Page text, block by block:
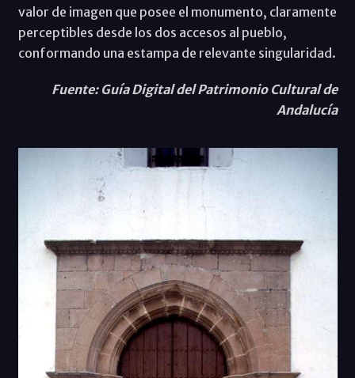
valor de imagen que posee el monumento, claramente
perceptibles desde los dos accesos al pueblo,
conformando una estampa de relevante singularidad.
Fuente: Guía Digital del Patrimonio Cultural de
Andalucía